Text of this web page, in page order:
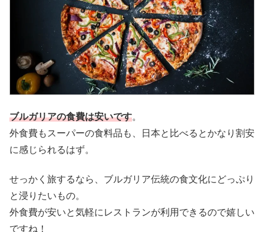
ブルガリアの食費は安いです。
外食費もスーパーの食料品も、日本と比べるとかなり割安
に感じられるはず。
せっかく旅するなら、ブルガリア伝統の食文化にどっぷり
と浸りたいもの。
外食費が安いと気軽にレストランが利用できるので嬉しい
ですね！